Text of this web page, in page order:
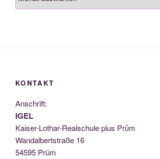
KONTAKT
Anschrift:
IGEL
Kai­ser-Lothar-Real­schu­le plus Prüm
Wan­dal­bert­stra­ße 16
54595 Prüm